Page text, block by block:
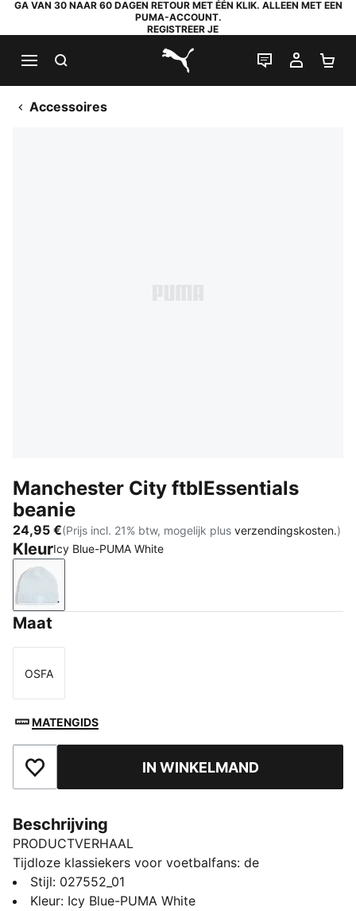
GA VAN 30 NAAR 60 DAGEN RETOUR MET ÉÉN KLIK. ALLEEN MET EEN
PUMA-ACCOUNT.
REGISTREER JE
PUMA.com
LIVE CHAT
MIJN
Accessoires
Manchester City ftblEssentials
beanie
24,95 €(Prijs incl. 21% btw, mogelijk plus verzendingskosten.)
KleurIcy Blue-PUMA White
Icy Blue-PUMA White
Maat
Maat
OSFA
MATENGIDS
Toegevoegd aan favorietenIN WINKELMAND
Beschrijving
PRODUCTVERHAAL
Tijdloze klassiekers voor voetbalfans: de
ftblEssentials-collectie biedt alledaagse basics met
een frisse, moderne twist. Blijf warm terwijl je je
Stijl: 027552_01
Kleur: Icy Blue-PUMA White